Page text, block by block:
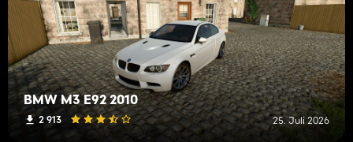
BMW M3 E92 2010
2 913 25. Juli 2026